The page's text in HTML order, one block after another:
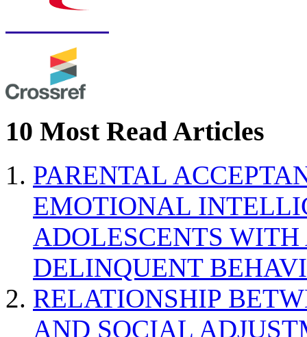
10 Most Read Articles
PARENTAL
EMOTIONAL
ADOLESCENTS
DELINQUENT
RELATIONSHIP
AND SOCIAL